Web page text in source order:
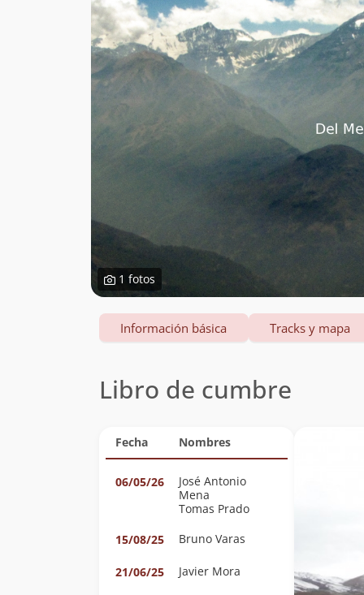
1 fotos
Información básica Tracks y mapa
Libro de cumbre
Fecha Nombres
06/05/26
José Antonio
Mena
Tomas Prado
15/08/25
Bruno Varas
21/06/25 Javier Mora